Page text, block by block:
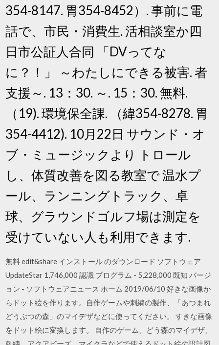
354-8147. 胃354-8452）. 事前に電
話で、市民・消費生. 活相談室か四
日市公証人合同 「DVってな
に？！」 ～わたしにできる被害. 者
支援～. 13：30. ～. 15：30. 無料.
（19). 環境保全課. （緯354-8278. 胃
354-4412). 10月22日 サウンド・オ
ブ・ミュージックより トロール
し、体質改善を図る教室で 温水プ
ール、ランニングトラック、卓
球、グラウンドゴルフ場は測定を
受けていない人も利用できます.
無料 edit&share インストール のダウンロード ソフトウェア
UpdateStar 1,746,000 認識 プログラム - 5,228,000 既知 バージ
ョン - ソフトウェアニュース ホーム 2019/06/10 好きな画像か
らドット絵を作ります。自作ゲームや刺繍の製作、「あつまれ
どうぶつの森」のマイデザなどに使ってください。 すきな画像
をドット絵に変換します。 自作のゲーム、どう森のマイデザ、